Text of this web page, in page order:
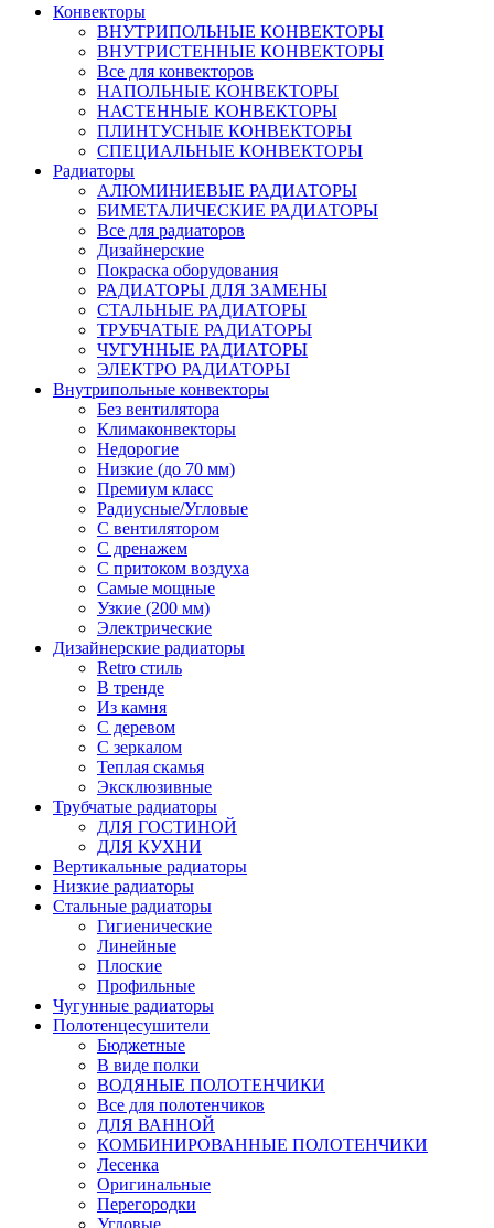
Конвекторы
ВНУТРИПОЛЬНЫЕ КОНВЕКТОРЫ
ВНУТРИСТЕННЫЕ КОНВЕКТОРЫ
Все для конвекторов
НАПОЛЬНЫЕ КОНВЕКТОРЫ
НАСТЕННЫЕ КОНВЕКТОРЫ
ПЛИНТУСНЫЕ КОНВЕКТОРЫ
СПЕЦИАЛЬНЫЕ КОНВЕКТОРЫ
Радиаторы
АЛЮМИНИЕВЫЕ РАДИАТОРЫ
БИМЕТАЛИЧЕСКИЕ РАДИАТОРЫ
Все для радиаторов
Дизайнерские
Покраска оборудования
РАДИАТОРЫ ДЛЯ ЗАМЕНЫ
СТАЛЬНЫЕ РАДИАТОРЫ
ТРУБЧАТЫЕ РАДИАТОРЫ
ЧУГУННЫЕ РАДИАТОРЫ
ЭЛЕКТРО РАДИАТОРЫ
Внутрипольные конвекторы
Без вентилятора
Климаконвекторы
Недорогие
Низкие (до 70 мм)
Премиум класс
Радиусные/Угловые
С вентилятором
С дренажем
С притоком воздуха
Самые мощные
Узкие (200 мм)
Электрические
Дизайнерские радиаторы
Retro стиль
В тренде
Из камня
С деревом
С зеркалом
Теплая скамья
Эксклюзивные
Трубчатые радиаторы
ДЛЯ ГОСТИНОЙ
ДЛЯ КУХНИ
Вертикальные радиаторы
Низкие радиаторы
Стальные радиаторы
Гигиенические
Линейные
Плоские
Профильные
Чугунные радиаторы
Полотенцесушители
Бюджетные
В виде полки
ВОДЯНЫЕ ПОЛОТЕНЧИКИ
Все для полотенчиков
ДЛЯ ВАННОЙ
КОМБИНИРОВАННЫЕ ПОЛОТЕНЧИКИ
Лесенка
Оригинальные
Перегородки
Угловые